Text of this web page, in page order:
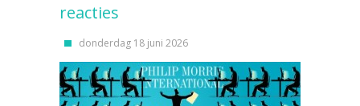
reacties
donderdag 18 juni 2026